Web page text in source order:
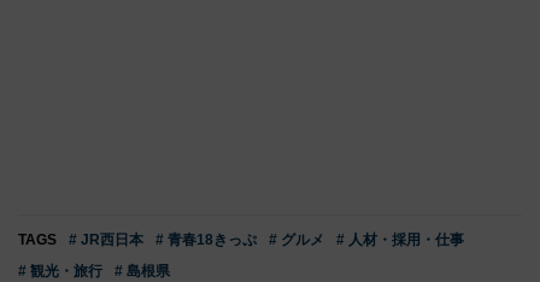
TAGS # JR西日本 # 青春18きっぷ # グルメ
# 人材・採用・仕事
# 観光・旅行
# 島根県